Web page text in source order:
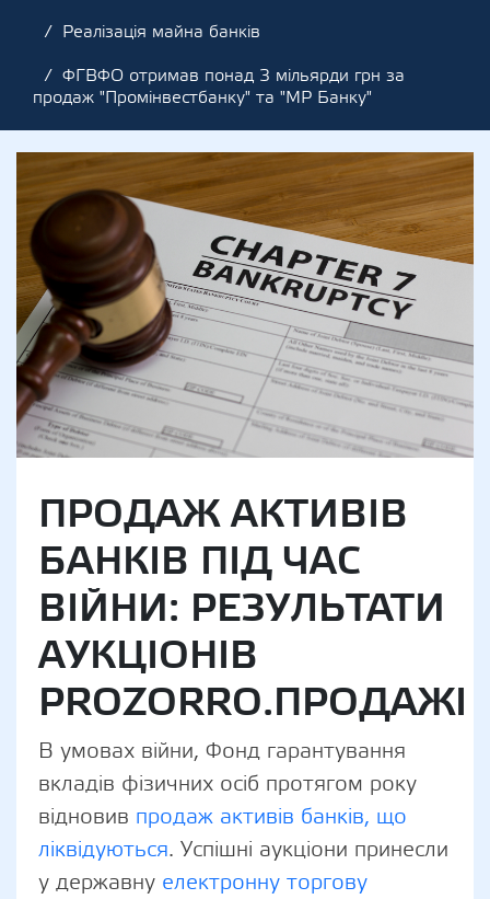
Реалізація майна банків
ФГВФО отримав понад 3 мільярди грн за
продаж "Промінвестбанку" та "МР Банку"
ПРОДАЖ АКТИВІВ
БАНКІВ ПІД ЧАС
ВІЙНИ: РЕЗУЛЬТАТИ
АУКЦІОНІВ
PROZORRO.ПРОДАЖІ
В умовах війни, Фонд гарантування
вкладів фізичних осіб протягом року
відновив продаж активів банків, що
ліквідуються. Успішні аукціони принесли
у державну електронну торгову